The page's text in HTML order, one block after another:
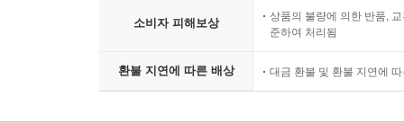
소비자 피해보상
상품의 불량에 의한 반품,
준하여 처리됨
환불 지연에 따른 배상 대금 환불 및 환불 지연에